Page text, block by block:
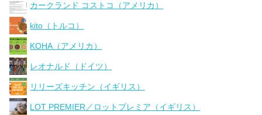
カークランド コストコ（アメリカ）
kito（トルコ）
KOHA（アメリカ）
レオナルド（ドイツ）
リリーズキッチン（イギリス）
LOT PREMIER／ロットプレミア（イギリス）